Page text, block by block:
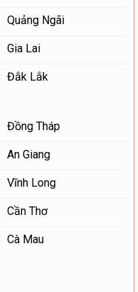
Quảng Ngãi
Gia Lai
Đắk Lắk
Đồng Tháp
An Giang
Vĩnh Long
Cần Thơ
Cà Mau